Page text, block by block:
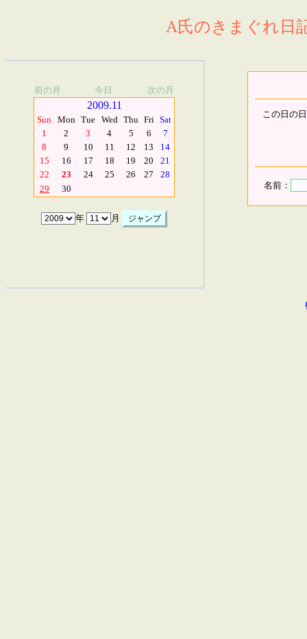
A氏のきまぐれ日
前の月 今日 次の月
2009.11
Sun Mon Tue Wed Thu Fri Sat
1
2 3 4 5 6
7
8
9 10 11 12 13
14
15
16 17 18 19 20
21
22
23 24 25 26 27
28
29
30
年 月
この日の
名前：